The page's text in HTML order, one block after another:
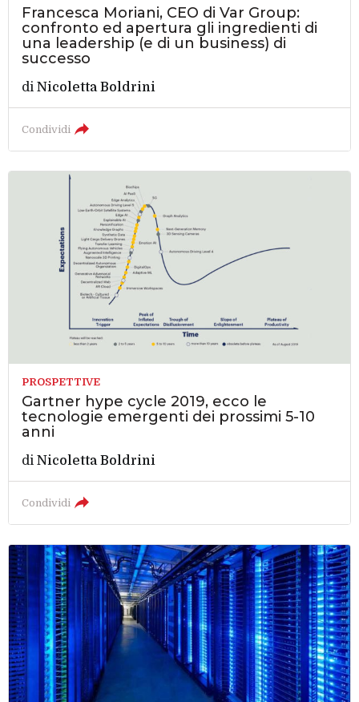
Francesca Moriani, CEO di Var Group:
confronto ed apertura gli ingredienti di
una leadership (e di un business) di
successo
diNicoletta Boldrini
Condividi
PROSPETTIVE
Gartner hype cycle 2019, ecco le
tecnologie emergenti dei prossimi 5-10
anni
diNicoletta Boldrini
Condividi